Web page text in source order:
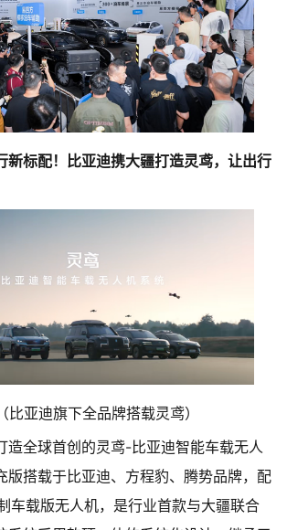
新标配！比亚迪携大疆打造灵鸢，让出行
（ 比亚迪旗下全品牌搭载灵鸢）
造全球首创的灵鸢-比亚迪智能车载无人
版搭载于比亚迪、方程豹、腾势品牌，配
车载版无人机，是行业首款与大疆联合